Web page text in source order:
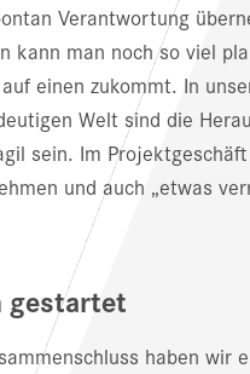
Verantwortung
kann man noch so viel
einen zukommt. In
Welt sind die
sein. Im
und auch „etwas
gestartet
haben wir